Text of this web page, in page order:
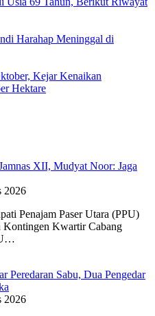
Harahap Meninggal di
Kejar Kenaikan
Hektare
XII, Mudyat Noor: Jaga
2026
Penajam Paser Utara (PPU)
Kontingen Kwartir Cabang
Peredaran Sabu, Dua Pengedar
2026